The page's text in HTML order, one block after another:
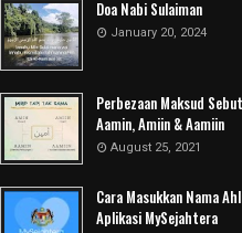
Doa Nabi Sulaiman
January 20, 2024
Perbezaan Maksud
Aamin, Amiin & Aamiin
August 25, 2021
Cara Masukkan Nama
Aplikasi MySejahtera